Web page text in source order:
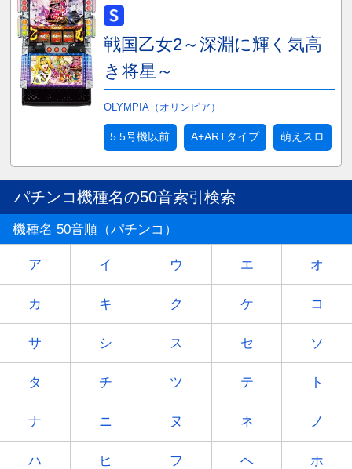
戦国乙女2～深淵に輝く気高
き将星～
OLYMPIA（オリンピア）
5.5号機以前 A+ARTタイプ 萌えスロ
パチンコ機種名の50音索引検索
機種名 50音順（パチンコ）
ア イ ウ エ オ
カ キ ク ケ コ
サ シ ス セ ソ
タ チ ツ テ ト
ナ ニ ヌ ネ ノ
ハ ヒ フ ヘ ホ